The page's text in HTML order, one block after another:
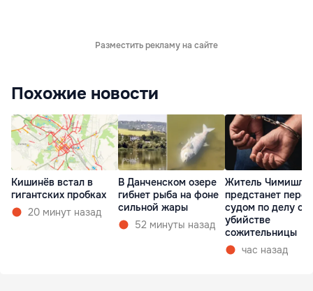
Разместить рекламу на сайте
Похожие новости
Кишинёв встал в
гигантских пробках
20 минут назад
В Данченском озере
гибнет рыба на фоне
сильной жары
52 минуты назад
Житель
предстанет перед
судом по делу об
убийстве
сожительницы
час назад